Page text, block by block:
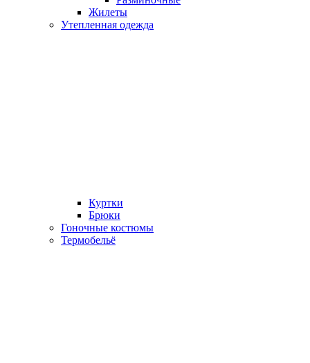
Жилеты
Утепленная одежда
Куртки
Брюки
Гоночные костюмы
Термобельё